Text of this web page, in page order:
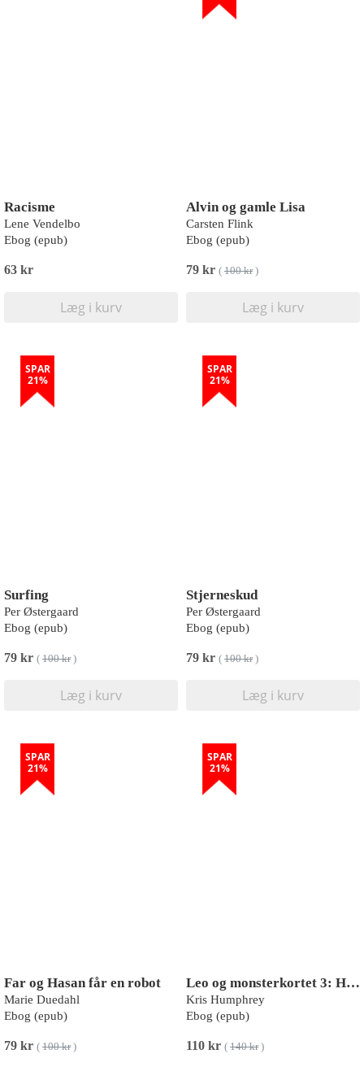
Racisme
Lene Vendelbo
Ebog (epub)
63 kr
Læg i kurv
Alvin og gamle Lisa
Carsten Flink
Ebog (epub)
79 kr ( 100 kr)
Læg i kurv
SPAR
21%
Surfing
Per Østergaard
Ebog (epub)
79 kr ( 100 kr)
Læg i kurv
SPAR
21%
Stjerneskud
Per Østergaard
Ebog (epub)
79 kr ( 100 kr)
Læg i kurv
SPAR
21%
Far og Hasan får en robot
Marie Duedahl
Ebog (epub)
79 kr ( 100 kr)
SPAR
21%
Leo og monsterkortet 3: Helvedeshesten
Kris Humphrey
Ebog (epub)
110 kr ( 140 kr)